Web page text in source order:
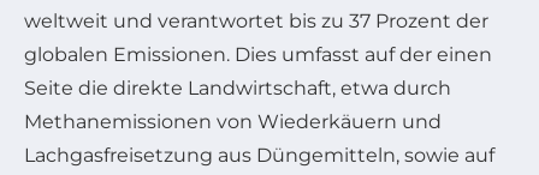
weltweit und verantwortet bis zu 37 Prozent der
globalen Emissionen. Dies umfasst auf der einen
Seite die direkte Landwirtschaft, etwa durch
Methanemissionen von Wiederkäuern und
Lachgasfreisetzung aus Düngemitteln, sowie auf